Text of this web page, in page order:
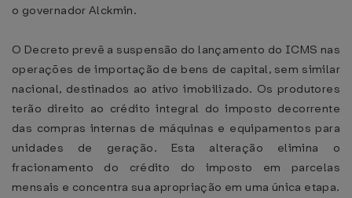
o governador Alckmin.
O Decreto prevê a suspensão do lançamento do ICMS nas
operações de importação de bens de capital, sem similar
nacional, destinados ao ativo imobilizado. Os produtores
terão direito ao crédito integral do imposto decorrente
das compras internas de máquinas e equipamentos para
unidades de geração. Esta alteração elimina o
fracionamento do crédito do imposto em parcelas
mensais e concentra sua apropriação em uma única etapa.